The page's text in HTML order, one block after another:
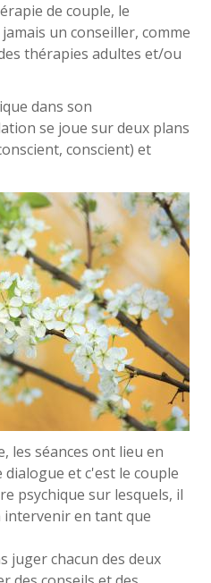
de couple, le
un conseiller, comme
thérapies adultes et/ou
dans son
se joue sur deux plans
conscient) et
les séances ont lieu en
et c'est le couple
psychique sur lesquels, il
en tant que
juger chacun des deux